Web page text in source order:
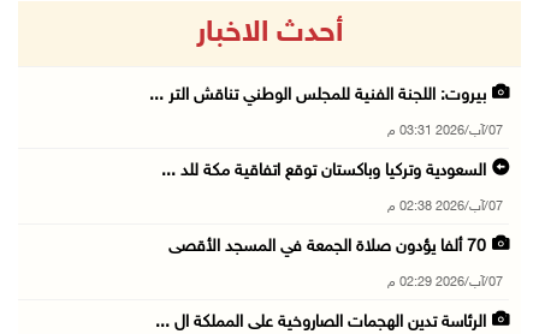
أحدث الاخبار
بيروت: اللجنة الفنية للمجلس الوطني تناقش التر ...
07/آب/2026 03:31 م
السعودية وتركيا وباكستان توقع اتفاقية مكة للد ...
07/آب/2026 02:38 م
70 ألفا يؤدون صلاة الجمعة في المسجد الأقصى
07/آب/2026 02:29 م
الرئاسة تدين الهجمات الصاروخية على المملكة ال ...